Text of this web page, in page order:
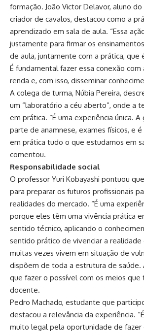
formação. João Victor Delavor, aluno
criador de cavalos, destacou como a
aprendizado em sala de aula. “Essa
justamente para firmar os
de aula, juntamente com a prática,
É fundamental fazer essa conexão com
renda e, com isso, disseminar
A colega de turma, Núbia Pereira,
um “laboratório a céu aberto”, onde a
em prática. “É uma experiência única.
parte de anamnese, exames físicos, e
em prática tudo o que estudamos em
comentou.
Responsabilidade social
O professor Yuri Kobayashi pontuou
para preparar os futuros profissionais
realidades do mercado. “É uma
porque eles têm uma vivência prática
sentido técnico, aplicando o
sentido prático de vivenciar a realidade
muitas vezes vivem em situação de
dispõem de toda a estrutura de saúde.
que fazer o possível com os meios que
docente.
Pedro Machado, estudante que
destacou a relevância da experiência.
muito legal pela oportunidade de